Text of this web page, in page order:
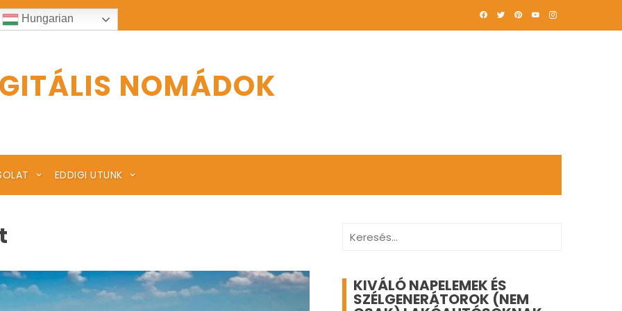
Hungarian
NOMÁDOK
EDDIGI UTUNK
Keresés:
KIVÁLÓ NAPELEMEK ÉS
SZÉLGENERÁTOROK (NEM